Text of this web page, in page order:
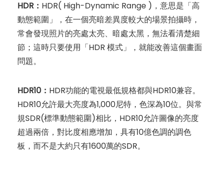
HDR： HDR( High-Dynamic Range )，意思是「高
動態範圍」，在一個亮暗差異度較大的場景拍攝時，
常會發現照片的亮處太亮、暗處太黑，無法看清楚細
節；這時只要使用「HDR 模式」，就能改善這個畫面
問題。
HDR10： HDR功能的電視最低規格都與HDR10兼容。
HDR10允許最大亮度為1,000尼特，色深為10位。與常
規SDR(標準動態範圍)相比，HDR10允許圖像的亮度
超過兩倍，對比度相應增加，具有10億色調的調色
板，而不是大約只有1600萬的SDR。